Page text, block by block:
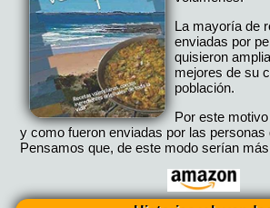
La mayoría de
enviadas por
quisieron
mejores de su
población.
Por este
y como fueron enviadas por las personas
Pensamos que, de este modo serían